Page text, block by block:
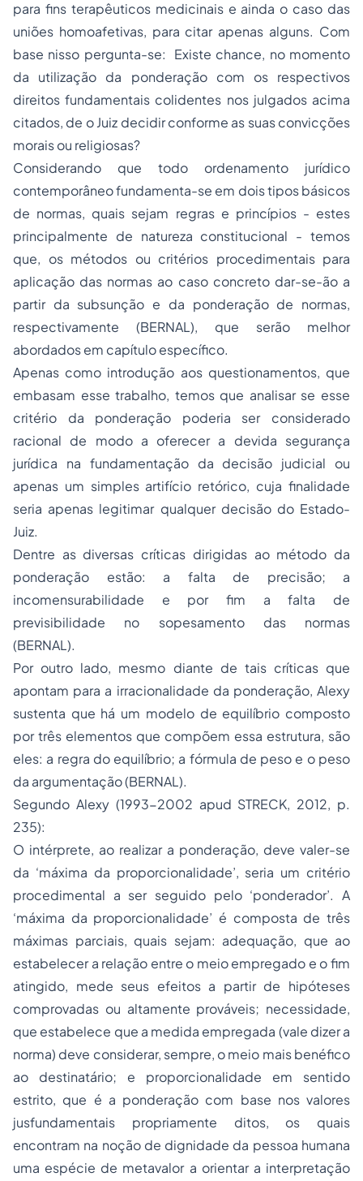
para fins terapêuticos medicinais e ainda o caso das
uniões homoafetivas, para citar apenas alguns. Com
base nisso pergunta-se: Existe chance, no momento
da utilização da ponderação com os respectivos
direitos fundamentais colidentes nos julgados acima
citados, de o Juiz decidir conforme as suas convicções
morais ou religiosas?
Considerando que todo ordenamento jurídico
contemporâneo fundamenta-se em dois tipos básicos
de normas, quais sejam regras e princípios - estes
principalmente de natureza constitucional - temos
que, os métodos ou critérios procedimentais para
aplicação das normas ao caso concreto dar-se-ão a
partir da subsunção e da ponderação de normas,
respectivamente (BERNAL), que serão melhor
abordados em capítulo específico.
Apenas como introdução aos questionamentos, que
embasam esse trabalho, temos que analisar se esse
critério da ponderação poderia ser considerado
racional de modo a oferecer a devida segurança
jurídica na fundamentação da decisão judicial ou
apenas um simples artifício retórico, cuja finalidade
seria apenas legitimar qualquer decisão do Estado-
Juiz.
Dentre as diversas críticas dirigidas ao método da
ponderação estão: a falta de precisão; a
incomensurabilidade e por fim a falta de
previsibilidade no sopesamento das normas
(BERNAL).
Por outro lado, mesmo diante de tais críticas que
apontam para a irracionalidade da ponderação, Alexy
sustenta que há um modelo de equilíbrio composto
por três elementos que compõem essa estrutura, são
eles: a regra do equilíbrio; a fórmula de peso e o peso
da argumentação (BERNAL).
Segundo Alexy (1993-2002 apud STRECK, 2012, p.
235):
O intérprete, ao realizar a ponderação, deve valer-se
da ‘máxima da proporcionalidade’, seria um critério
procedimental a ser seguido pelo ‘ponderador’. A
‘máxima da proporcionalidade’ é composta de três
máximas parciais, quais sejam: adequação, que ao
estabelecer a relação entre o meioempregado e o fim
atingido, mede seus efeitos a partir de hipóteses
comprovadas ou altamente prováveis; necessidade,
que estabelece que a medida empregada (vale dizer a
norma) deve considerar, sempre, o meio mais benéfico
ao destinatário; e proporcionalidade em sentido
estrito, que é a ponderação com base nos valores
jusfundamentais propriamente ditos, os quais
encontram na noção de dignidade da pessoa humana
uma espécie de metavalor a orientar a interpretação